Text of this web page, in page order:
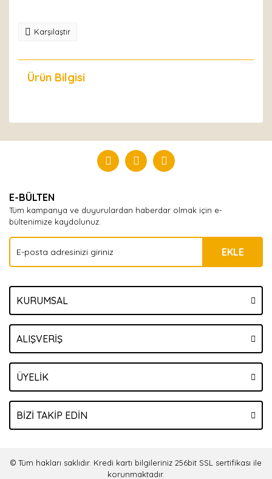
Karşılaştır
Ürün Bilgisi
Yorum Yaz
E-BÜLTEN
Tüm kampanya ve duyurulardan haberdar olmak için e-
bültenimize kaydolunuz.
EKLE
KURUMSAL
ALIŞVERİŞ
ÜYELİK
BİZİ TAKİP EDİN
© Tüm hakları saklıdır. Kredi kartı bilgileriniz 256bit SSL sertifikası ile
korunmaktadır.